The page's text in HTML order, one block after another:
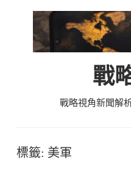
戰
戰略視角新聞解
標籤: 美軍